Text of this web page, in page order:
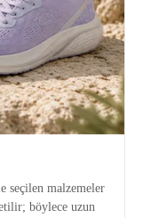
seçilen malzemeler
böylece uzun